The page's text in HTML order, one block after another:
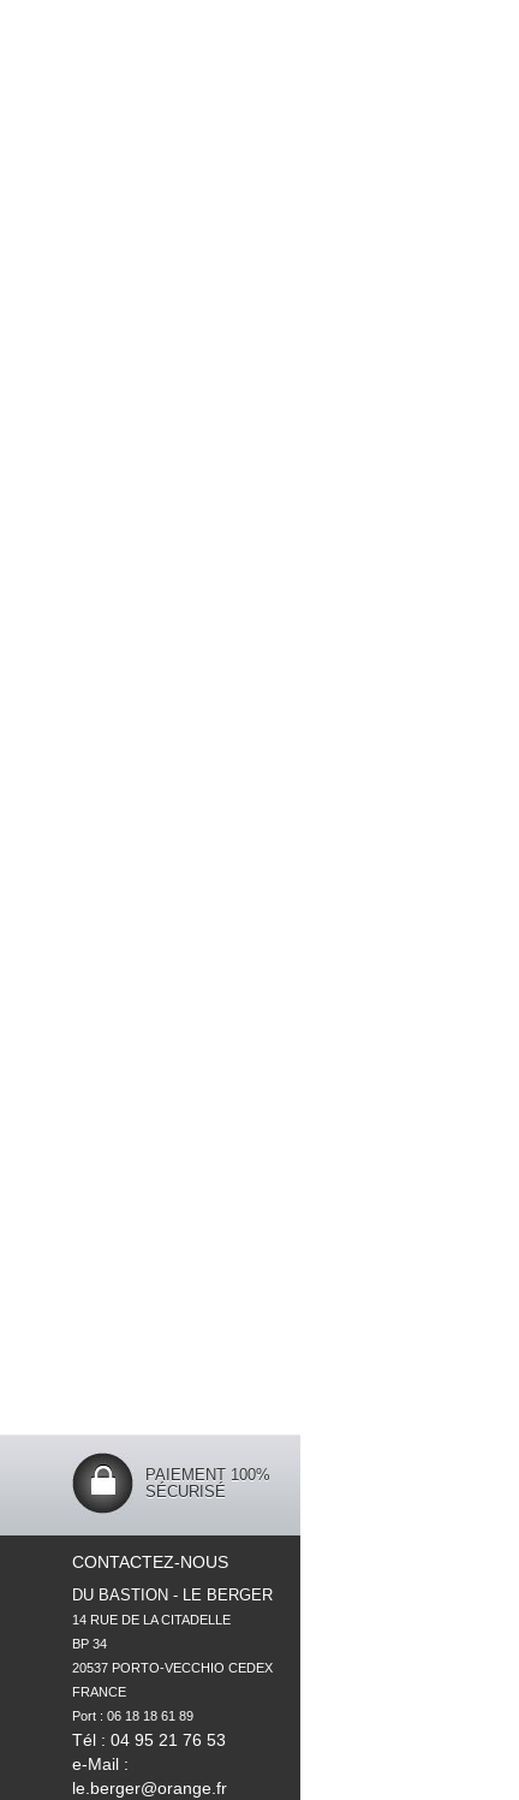
PAIEMENT 100%
SÉCURISÉ
CONTACTEZ-NOUS
DU BASTION - LE BERGER
14 RUE DE LA CITADELLE
BP 34
20537 PORTO-VECCHIO CEDEX
FRANCE
Tél : 04 95 21 76 53
e-Mail :
le.berger@orange.fr